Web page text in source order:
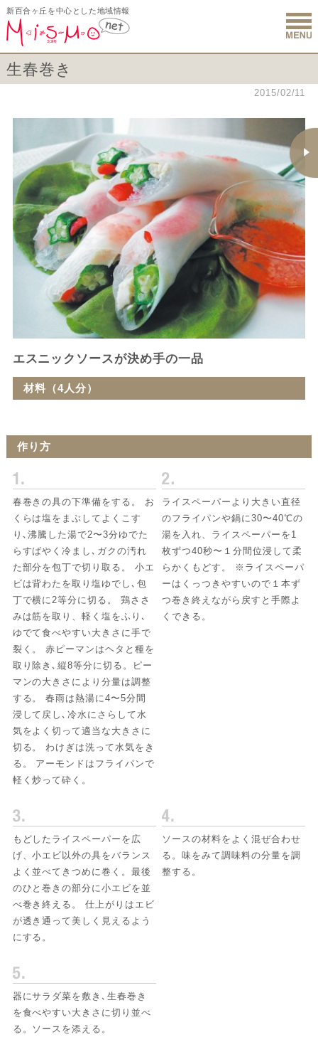
新百合ヶ丘を中心とした地域情報
新百合ヶ
生春巻き
2015/02/11
エスニックソースが決め手の一品
材料（4人分）
作り方
春巻きの具の下準備をする。 お
くらは塩をまぶしてよくこす
り､沸騰した湯で2〜3分ゆでた
らすばやく冷まし､ガクの汚れ
た部分を包丁で切り取る。 小エ
ビは背わたを取り塩ゆでし､包
丁で横に2等分に切る。 鶏ささ
みは筋を取り、軽く塩をふり､
ゆでて食べやすい大きさに手で
裂く。 赤ピーマンはヘタと種を
取り除き､縦8等分に切る。ピー
マンの大きさにより分量は調整
する。 春雨は熱湯に4〜5分間
浸して戻し､冷水にさらして水
気をよく切って適当な大きさに
切る。 わけぎは洗って水気をき
る。 アーモンドはフライパンで
軽く炒って砕く。
ライスペーパーより大きい直径
のフライパンや鍋に30〜40℃の
湯を入れ、ライスペーパーを1
枚ずつ40秒〜１分間位浸して柔
らかくもどす。 ※ライスペーパ
ーはくっつきやすいので１本ず
つ巻き終えながら戻すと手際よ
くできる。
もどしたライスペーパーを広
げ、小エビ以外の具をバランス
よく並べてきつめに巻く。最後
のひと巻きの部分に小エビを並
べ巻き終える。 仕上がりはエビ
が透き通って美しく見えるよう
にする。
ソースの材料をよく混ぜ合わせ
る。味をみて調味料の分量を調
整する。
器にサラダ菜を敷き､生春巻き
を食べやすい大きさに切り並べ
る。ソースを添える。